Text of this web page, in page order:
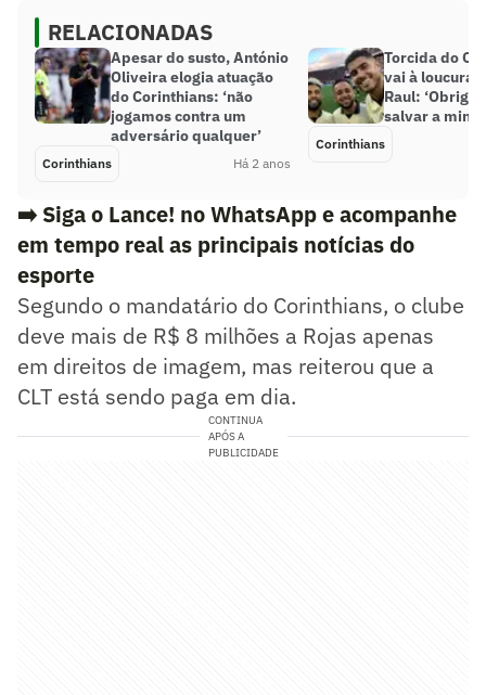
RELACIONADAS
Apesar do susto, António
Oliveira elogia atuação
do Corinthians: ‘não
jogamos contra um
adversário qualquer’
Corinthians Há 2 anos
Torcida do
vai à loucura
Raul:
salvar a
Corinthians
➡️ Siga o Lance! no WhatsApp e acompanhe
em tempo real as principais notícias do
esporte
Segundo o mandatário do Corinthians, o clube
deve mais de R$ 8 milhões a Rojas apenas
em direitos de imagem, mas reiterou que a
CLT está sendo paga em dia.
CONTINUA
APÓS A
PUBLICIDADE